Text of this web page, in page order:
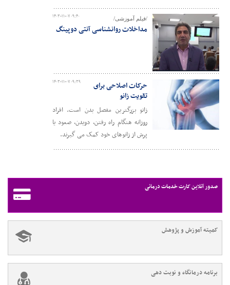
۱۴۰۳-۱۱-۰۷ ۰۹:۴۰ /فیلم آموزشی/
مداخلات روانشناسی آنتی دوپینگ
۱۴۰۳-۱۱-۰۷ ۰۹:۳۹
حرکات اصلاحی برای
تقویت زانو
زانو بزرگترین مفصل بدن است. افراد
روزانه هنگام راه رفتن، دویدن، صعود یا
پرش از زانوهای خود کمک می گیرند.
صدور آنلاین کارت خدمات درمانی
کمیته آموزش و پژوهش
برنامه درمانگاه و نوبت دهی